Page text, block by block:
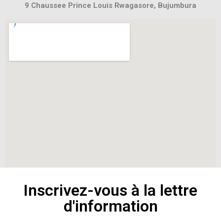
9 Chaussee Prince Louis Rwagasore, Bujumbura
Inscrivez-vous à la lettre
d'information